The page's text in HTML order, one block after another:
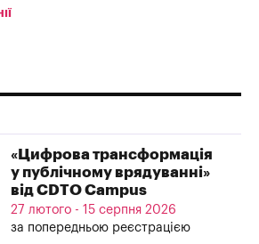
«Цифрова трансформація
у публічному врядуванні»
від CDTO Campus
27 лютого - 15 серпня 2026
за попередньою реєстрацією